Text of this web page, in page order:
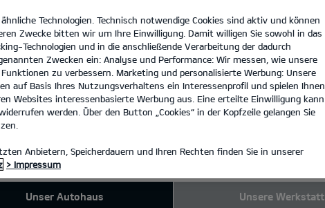
Autohaus Kuchenbecker GmbH & Co. KG
AUTOHAUS
AUTOHAUS
Unser Autohaus Unsere Werkstatt
Technologien. Technisch notwendige Cookies sind aktiv und können
Zwecke bitten wir um Ihre Einwilligung. Damit willigen Sie sowohl in das
Technologien und in die anschließende Verarbeitung der dadurch
Zwecken ein: Analyse und Performance: Wir messen, wie unsere
zu verbessern. Marketing und personalisierte Werbung: Unsere
auf Basis Ihres Nutzungsverhaltens ein Interessenprofil und spielen Ihnen
Websites interessenbasierte Werbung aus. Eine erteilte Einwilligung kann
werden. Über den Button „Cookies“ in der Kopfzeile gelangen Sie
Anbietern, Speicherdauern und Ihren Rechten finden Sie in unserer
> Impressum